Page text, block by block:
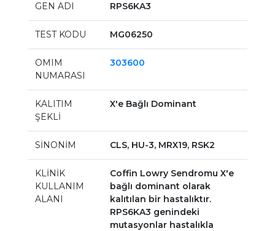
GEN ADI RPS6KA3
TEST KODU MG06250
OMIM
NUMARASI
303600
KALITIM
ŞEKLİ
X'e Bağlı Dominant
SİNONİM CLS, HU-3, MRX19, RSK2
KLİNİK
KULLANIM
ALANI
Coffin Lowry Sendromu X'e
bağlı dominant olarak
kalıtılan bir hastalıktır.
RPS6KA3 genindeki
mutasyonlar hastalıkla